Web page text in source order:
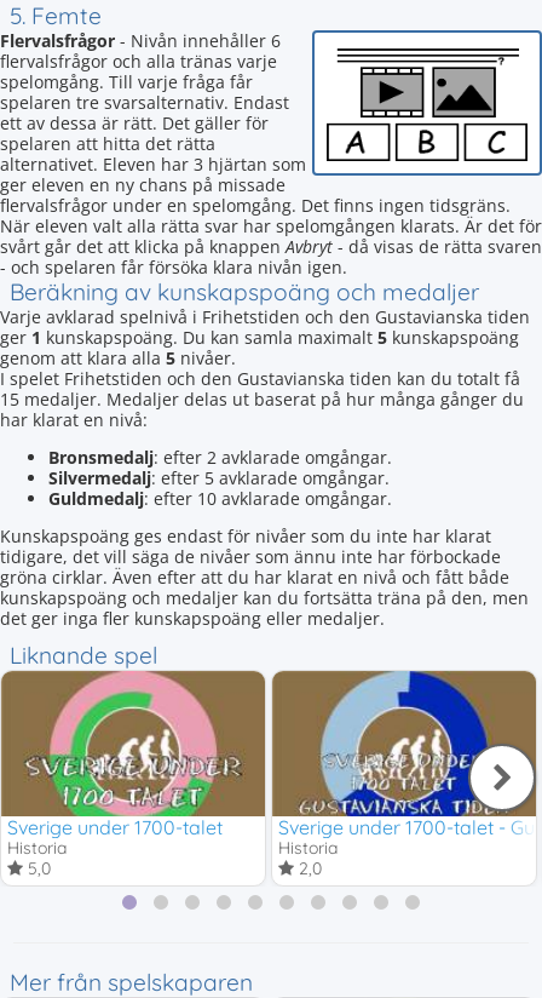
5. Femte
Flervalsfrågor - Nivån innehåller 6
flervalsfrågor och alla tränas varje
spelomgång. Till varje fråga får
spelaren tre svarsalternativ. Endast
ett av dessa är rätt. Det gäller för
spelaren att hitta det rätta
alternativet. Eleven har 3 hjärtan som
ger eleven en ny chans på missade
flervalsfrågor under en spelomgång. Det finns ingen tidsgräns.
När eleven valt alla rätta svar har spelomgången klarats. Är det för
svårt går det att klicka på knappenAvbryt - då visas de rätta svaren
- och spelaren får försöka klara nivån igen.
Beräkning av kunskapspoäng och medaljer
Varje avklarad spelnivå i Frihetstiden och den Gustavianska tiden
ger 1 kunskapspoäng. Du kan samla maximalt 5 kunskapspoäng
genom att klara alla 5 nivåer.
I spelet Frihetstiden och den Gustavianska tiden kan du totalt få
15 medaljer. Medaljer delas ut baserat på hur många gånger du
har klarat en nivå:
Bronsmedalj: efter 2 avklarade omgångar.
Silvermedalj: efter 5 avklarade omgångar.
Guldmedalj: efter 10 avklarade omgångar.
Kunskapspoäng ges endast för nivåer som du inte har klarat
tidigare, det vill säga de nivåer som ännu inte har förbockade
gröna cirklar. Även efter att du har klarat en nivå och fått både
kunskapspoäng och medaljer kan du fortsätta träna på den, men
det ger inga fler kunskapspoäng eller medaljer.
Liknande spel
Sverige under 1700-talet
Historia
5,0
Sverige under 1700-talet -
Historia
2,0
Mer från spelskaparen